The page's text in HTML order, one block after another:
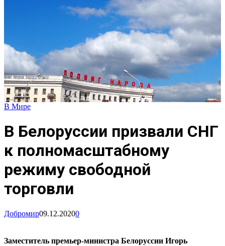
В Мире
В Белоруссии призвали СНГ
к полномасштабному
режиму свободной
торговли
Добромир09.12.20200
Заместитель премьер-министра Белоруссии Игорь